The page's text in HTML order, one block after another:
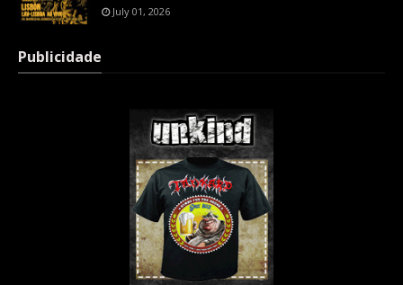
July 01, 2026
Publicidade